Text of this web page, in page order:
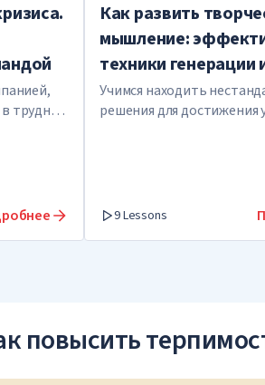
трудные
Как развить
мышление:
техники генерации
Учимся находить
решения для достижения
9 Lessons
повысить